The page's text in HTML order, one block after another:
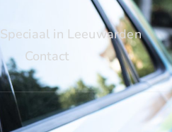
Speciaal in Leeuwarden
Contact